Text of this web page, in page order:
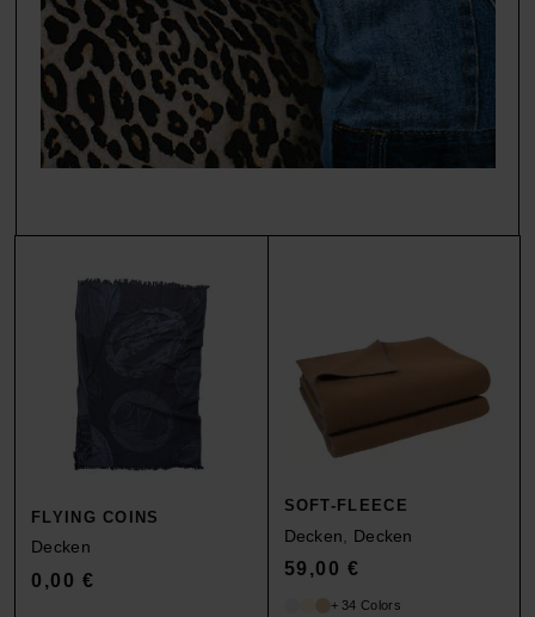
FLYING COINS
Decken
0,00€
SOFT-FLEECE
Decken Decken
59,00€
+ 34 Colors